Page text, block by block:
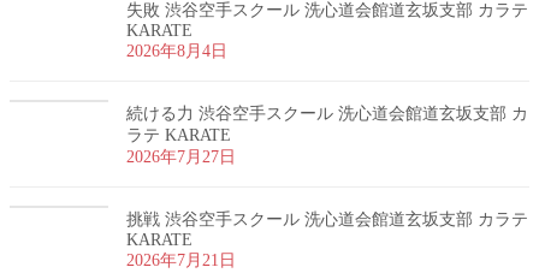
失敗 渋谷空手スクール 洗心道会館道玄坂支部 カラテ
KARATE
2026年8月4日
続ける力 渋谷空手スクール 洗心道会館道玄坂支部 カ
ラテ KARATE
2026年7月27日
挑戦 渋谷空手スクール 洗心道会館道玄坂支部 カラテ
KARATE
2026年7月21日